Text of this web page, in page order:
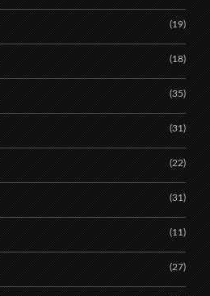
(19)
(18)
(35)
(31)
(22)
(31)
(11)
(27)